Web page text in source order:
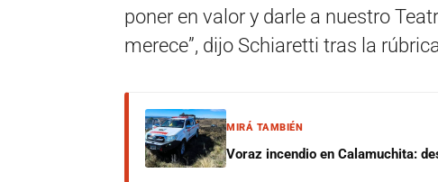
poner en valor y darle a nuestro
merece”, dijo Schiaretti tras la
MIRÁ TAMBIÉN
Voraz incendio en Calamuchita: